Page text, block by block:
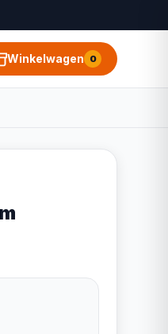
Winkelwagen 0